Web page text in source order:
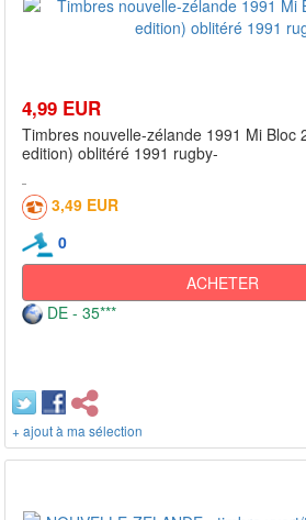
4,99 EUR
Timbres nouvelle-zélande 1991 Mi Bloc
edition) oblitéré 1991 rugby-
3,49 EUR
0
ACHETER
DE - 35***
+ ajout à ma sélection